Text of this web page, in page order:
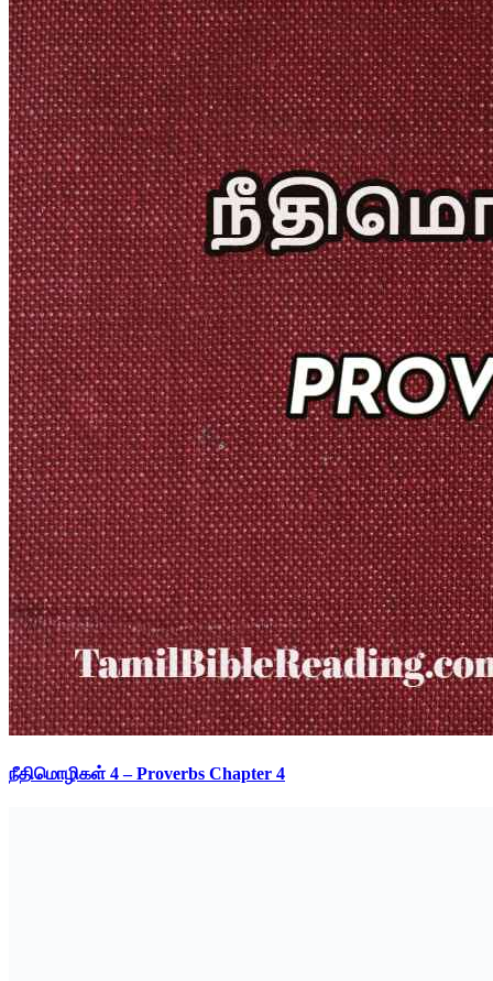
நீதிமொழிகள் 4 – Proverbs Chapter 4